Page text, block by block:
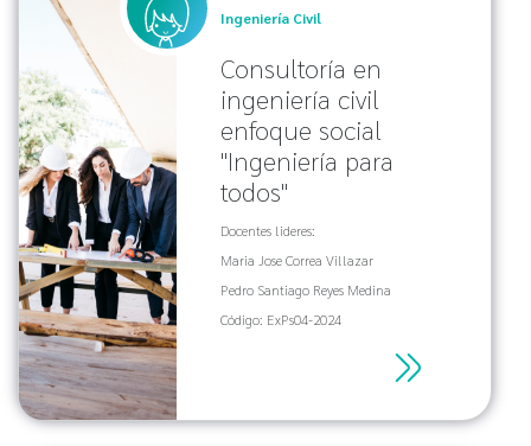
Ingeniería Civil
Consultoría en
ingeniería civil
enfoque social
"Ingeniería para
todos"
Docentes lideres:
Maria Jose Correa Villazar
Pedro Santiago Reyes Medina
Código: ExPs04-2024